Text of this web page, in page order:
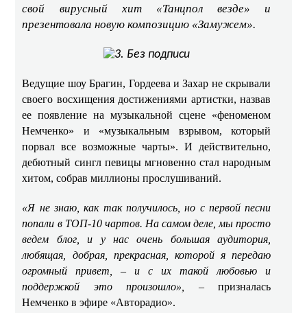
свой вирусный хит «Танцпол везде» и
презентовала новую композицию «Замужем».
Ведущие шоу Брагин, Гордеева и Захар не скрывали
своего восхищения достижениями артистки, назвав
ее появление на музыкальной сцене «феноменом
Немченко» и «музыкальным взрывом, который
порвал все возможные чарты». И действительно,
дебютный сингл певицы мгновенно стал народным
хитом, собрав миллионы прослушиваний. ​​
«Я не знаю, как так получилось, но с первой песни
попали в ТОП-10 чартов. На самом деле, мы просто
ведем блог, и у нас очень большая аудитория,
любящая, добрая, прекрасная, которой я передаю
огромный привет, – и с их такой любовью и
поддержкой это произошло»,
– призналась
Немченко в эфире «Авторадио». ​